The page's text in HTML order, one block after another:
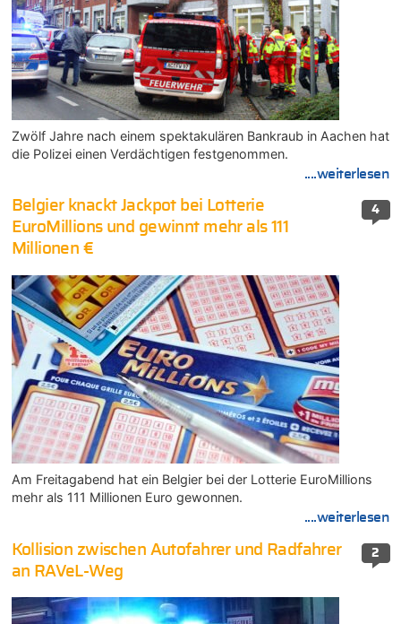
Zwölf Jahre nach einem spektakulären Bankraub in Aachen hat
die Polizei einen Verdächtigen festgenommen.
....weiterlesen
4
Belgier knackt Jackpot bei Lotterie
EuroMillions und gewinnt mehr als 111
Millionen €
Am Freitagabend hat ein Belgier bei der Lotterie EuroMillions
mehr als 111 Millionen Euro gewonnen.
....weiterlesen
2
Kollision zwischen Autofahrer und Radfahrer
an RAVeL-Weg